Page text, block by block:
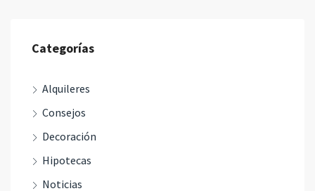
Categorías
Alquileres
Consejos
Decoración
Hipotecas
Noticias